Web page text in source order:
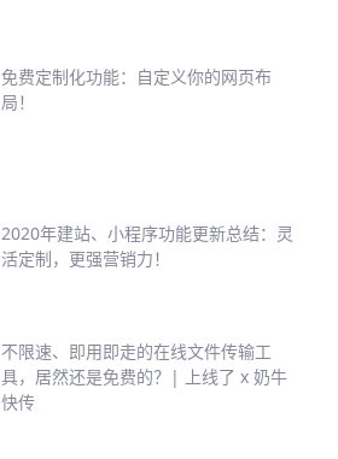
免费定制化功能：自定义你的网页布
局！
2020年建站、小程序功能更新总结：灵
活定制，更强营销力！
不限速、即用即走的在线文件传输工
具，居然还是免费的？| 上线了 x 奶牛
快传